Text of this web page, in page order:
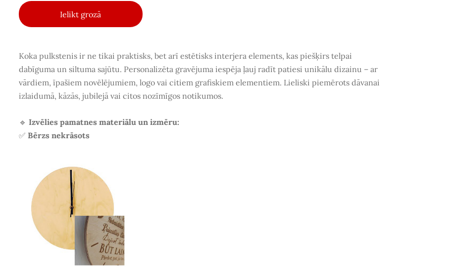
Ielikt grozā
Koka pulkstenis ir ne tikai praktisks, bet arī estētisks interjera elements, kas piešķirs telpai
dabīguma un siltuma sajūtu. Personalizēta gravējuma iespējaļauj radīt patiesi unikālu dizainu – ar
vārdiem, īpašiem novēlējumiem, logo vai citiem grafiskiem elementiem. Lieliski piemērots dāvanai
izlaidumā, kāzās, jubilejā vai citos nozīmīgos notikumos.
🔹 Izvēlies pamatnes materiālu un izmēru:
✅ Bērzs nekrāsots